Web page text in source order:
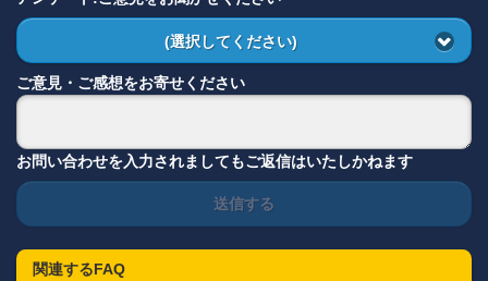
(選択してください)
ご意見・ご感想をお寄せください
お問い合わせを入力されましてもご返信はいたしかねます
送信する
関連するFAQ